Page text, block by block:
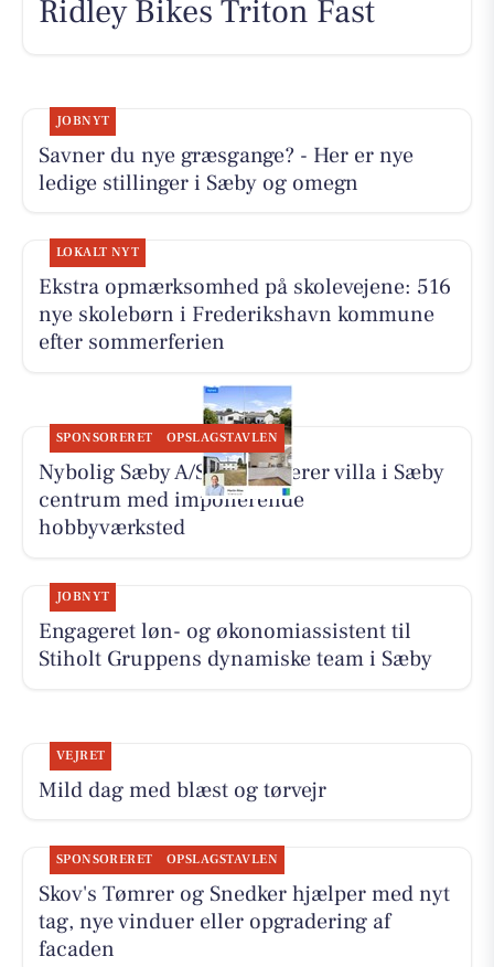
Ridley Bikes Triton Fast
JOBNYT
Savner du nye græsgange? - Her er nye
ledige stillinger i Sæby og omegn
LOKALT NYT
Ekstra opmærksomhed på skolevejene: 516
nye skolebørn i Frederikshavn kommune
efter sommerferien
SPONSORERET OPSLAGSTAVLEN
Nybolig Sæby A/S præsenterer villa i Sæby
centrum med imponerende
hobbyværksted
JOBNYT
Engageret løn- og økonomiassistent til
Stiholt Gruppens dynamiske team i Sæby
VEJRET
Mild dag med blæst og tørvejr
SPONSORERET OPSLAGSTAVLEN
Skov's Tømrer og Snedker hjælper med nyt
tag, nye vinduer eller opgradering af
facaden